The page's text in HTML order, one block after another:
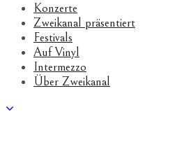
Konzerte
Zweikanal präsentiert
Festivals
Auf Vinyl
Intermezzo
Über Zweikanal